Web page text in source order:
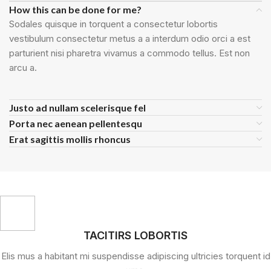
How this can be done for me?
Sodales quisque in torquent a consectetur lobortis
vestibulum consectetur metus a a interdum odio orci a est
parturient nisi pharetra vivamus a commodo tellus. Est non
arcu a.
Justo ad nullam scelerisque fel
Porta nec aenean pellentesqu
Erat sagittis mollis rhoncus
TACITIRS LOBORTIS
Elis mus a habitant mi suspendisse adipiscing ultricies torquent id